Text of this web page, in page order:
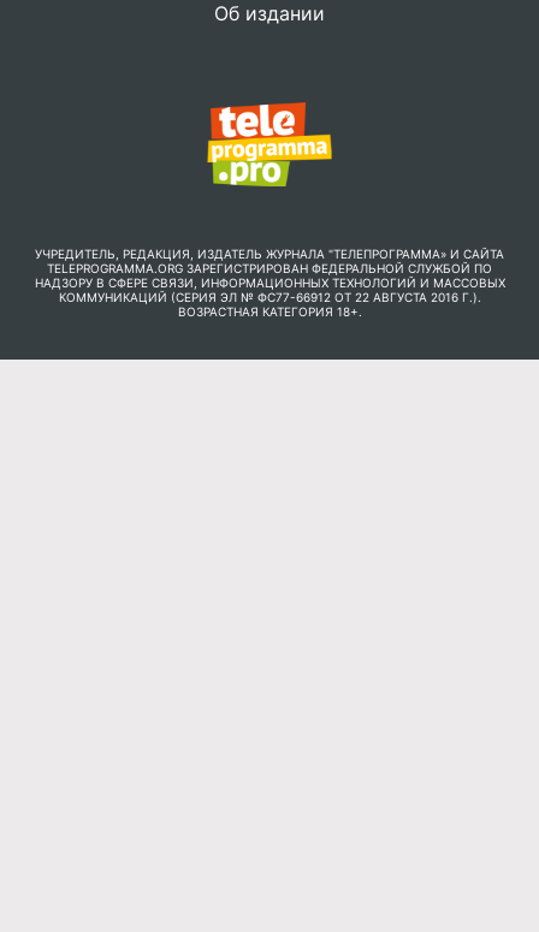
Об издании
УЧРЕДИТЕЛЬ, РЕДАКЦИЯ, ИЗДАТЕЛЬ ЖУРНАЛА "ТЕЛЕПРОГРАММА» И САЙТА
TELEPROGRAMMA.ORG ЗАРЕГИСТРИРОВАН ФЕДЕРАЛЬНОЙ СЛУЖБОЙ ПО
НАДЗОРУ В СФЕРЕ СВЯЗИ, ИНФОРМАЦИОННЫХ ТЕХНОЛОГИЙ И МАССОВЫХ
КОММУНИКАЦИЙ (СЕРИЯ ЭЛ № ФС77-66912 ОТ 22 АВГУСТА 2016 Г.).
ВОЗРАСТНАЯ КАТЕГОРИЯ 18+.